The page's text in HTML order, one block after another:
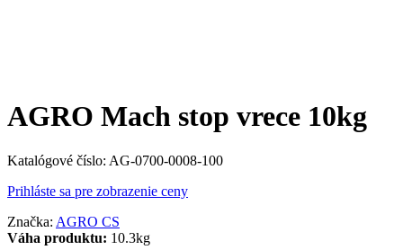
AGRO Mach stop vrece 10kg
Katalógové číslo: AG-0700-0008-100
Prihláste sa pre zobrazenie ceny
Značka: AGRO CS
Váha produktu: 10.3kg